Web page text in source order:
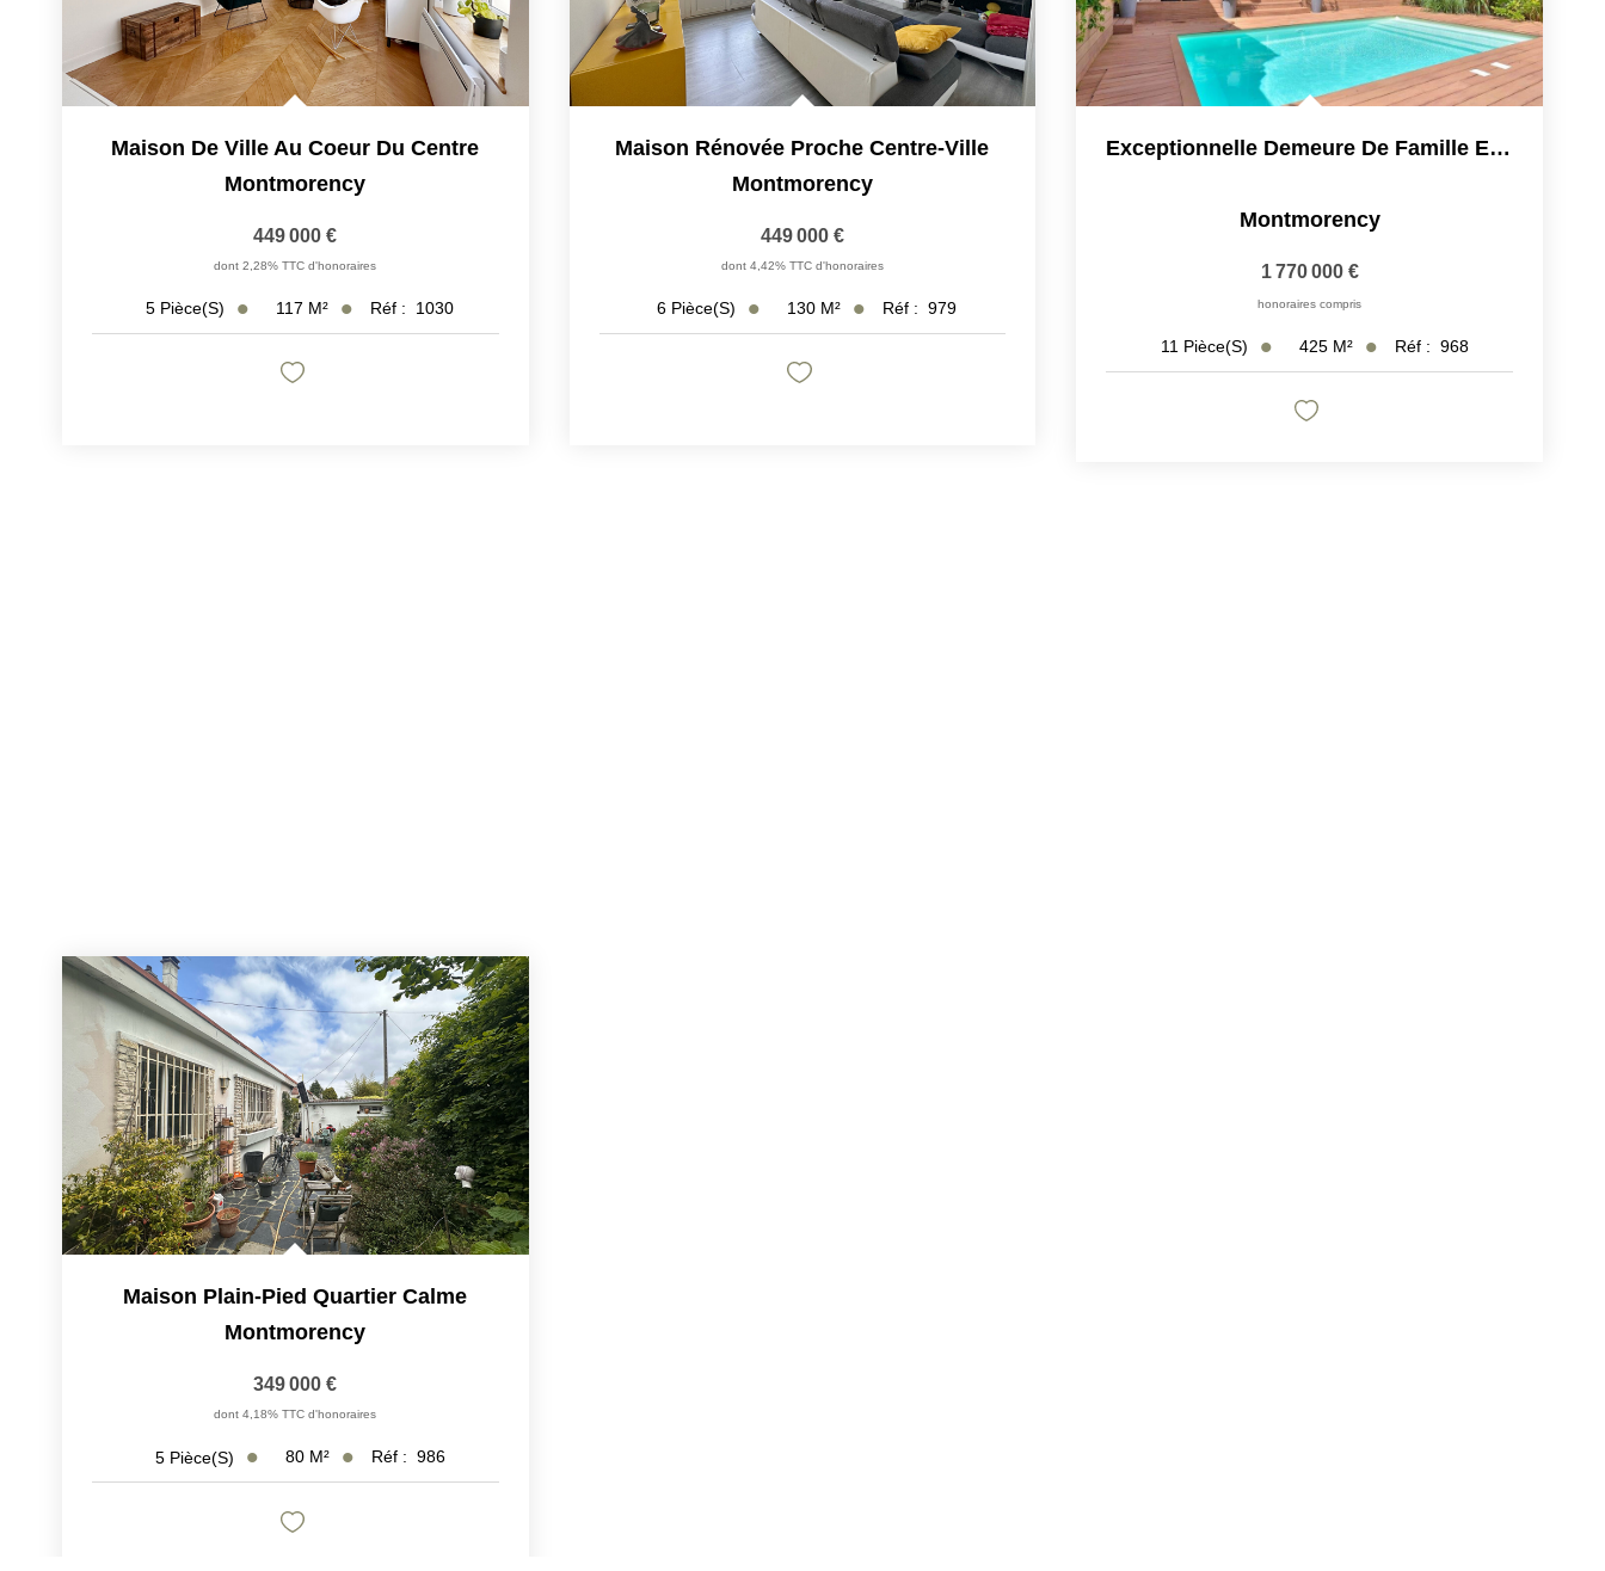
Maison De Ville Au Coeur Du Centre
Montmorency
449 000 €
dont 2,28% TTC d'honoraires
5 Pièce(s) 117 M² Réf : 1030
Maison Rénovée Proche Centre-Ville
Montmorency
449 000 €
dont 4,42% TTC d'honoraires
6 Pièce(s) 130 M² Réf : 979
Exceptionnelle Demeure De Famille En Plein Coeur De Ville
Montmorency
1 770 000 €
honoraires compris
11 Pièce(s) 425 M² Réf : 968
Maison Plain-Pied Quartier Calme
Montmorency
349 000 €
dont 4,18% TTC d'honoraires
5 Pièce(s) 80 M² Réf : 986